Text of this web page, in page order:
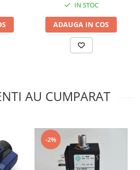
IN STOC
ADAUGA IN COS
AU CUMPARAT
-2%